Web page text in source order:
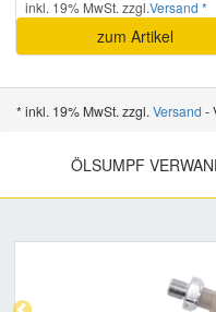
inkl. 19% MwSt. zzgl.Versand *
zum Artikel
* inkl. 19% MwSt. zzgl. Versand -
ÖLSUMPF
Nissan Ersatzteile
Porsche Ersatzteile
Skoda Ersatzteile
Smart Ersatzteile